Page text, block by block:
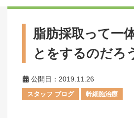
脂肪採取って一
とをするのだろ
公開日：2019.11.26
スタッフ ブログ 幹細胞治療